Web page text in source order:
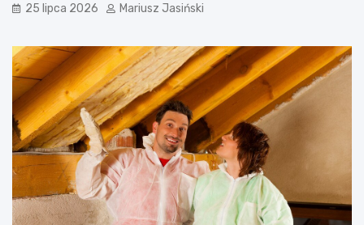
25 lipca 2026 Mariusz Jasiński